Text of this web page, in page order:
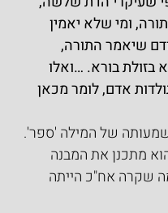
ומי שלא יאמין
שיאמר התורה,
בורא. …ואלו
אדם, לומר מכאן
של המילה 'ספר'.
מתכנן את המבנה
שקרה אח"כ הייתה